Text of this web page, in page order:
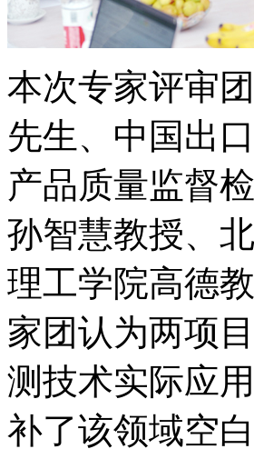
本次专家评审
先生、中国出
产品质量监督
孙智慧教授、
理工学院高德
家团认为两项
测技术实际应
补了该领域空